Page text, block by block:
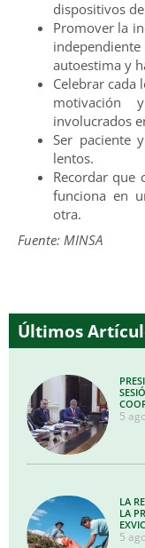
dispositivos
Promover la
autoestima y
Celebrar cada
involucrados
Ser paciente
lentos.
Recordar que
funciona en
otra.
Fuente: MINSA
Últimos
5
LA
LA
5